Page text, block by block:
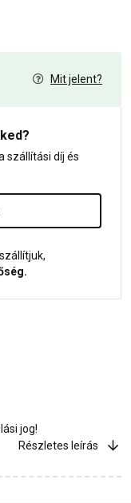
Mit jelent?
szállítási díj és
jog!
Részletes leírás